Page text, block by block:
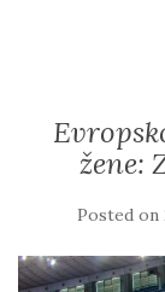
žene:
Posted on